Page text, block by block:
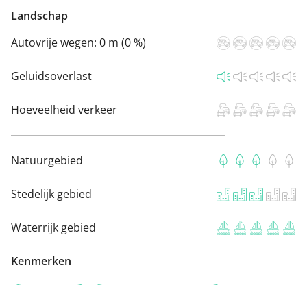
Landschap
Autovrije wegen: 0 m (0 %)
Geluidsoverlast
Hoeveelheid verkeer
Natuurgebied
Stedelijk gebied
Waterrijk gebied
Kenmerken